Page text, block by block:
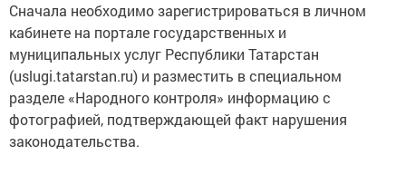
Сначала необходимо зарегистрироваться в личном
кабинете на портале государственных и
муниципальных услуг Республики Татарстан
(uslugi.tatarstan.ru) и разместить в специальном
разделе «Народного контроля» информацию с
фотографией, подтверждающей факт нарушения
законодательства.